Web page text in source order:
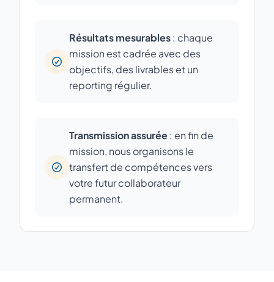
Résultats mesurables: chaque
mission est cadrée avec des
objectifs, des livrables et un
reporting régulier.
Transmission assurée: en fin de
mission, nous organisons le
transfert de compétences vers
votre futur collaborateur
permanent.